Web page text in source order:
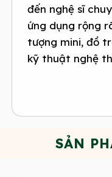
đến nghệ sĩ
ứng dụng rộng
tượng mini, đồ
kỹ thuật nghệ
SẢN